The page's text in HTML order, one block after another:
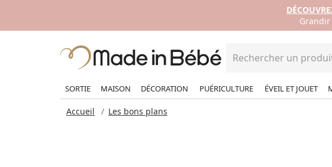
SORTIE MAISON DÉCORATION PUÉRICULTURE ÉVEIL ET JOUET
Accueil Les bons plans